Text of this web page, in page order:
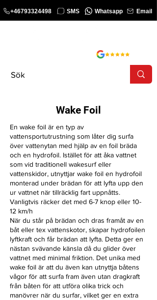
+46793324498 SMS Whatsapp Email
Wake Foil
En wake foil är en typ av
vattensportutrustning som låter dig surfa
över vattenytan med hjälp av en foil bräda
och en hydrofoil. Istället för att åka vattnet
som vid traditionell wakesurf eller
vattenskidor, utnyttjar wake foil en hydrofoil
monterad under brädan för att lyfta upp den
ur vattnet när tillräcklig fart uppnåtts.
Vanligtvis räcker det med 6-7 knop eller 10-
12 km/h
När du står på brädan och dras framåt av en
båt eller tex vattenskotor, skapar hydrofoilen
lyftkraft och får brädan att lyfta. Detta ger en
nästan svävande känsla då du glider över
vattnet med minimal friktion. Det unika med
wake foil är att du även kan utnyttja båtens
vågor för att surfa fram även utan dragkraft
från båten för att utföra olika trick och
manövrer när du surfar, vilket ger en extra